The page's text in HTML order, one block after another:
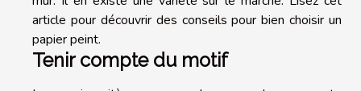
article pour découvrir des conseils pour bien choisir un
papier peint.
Tenir compte du motif